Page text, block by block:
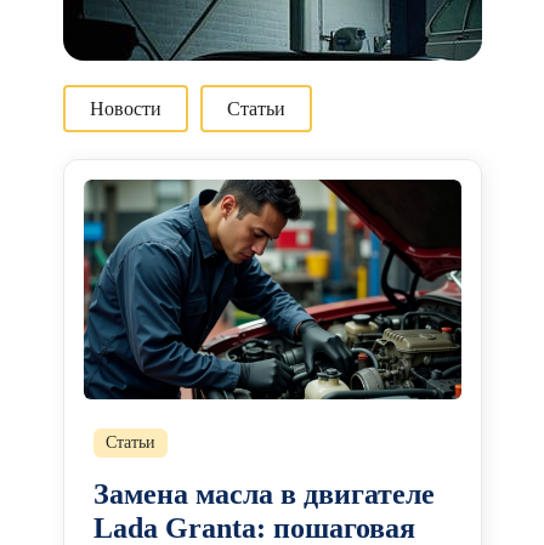
Новости Статьи
Статьи
Замена масла в двигателе
Lada Granta: пошаговая